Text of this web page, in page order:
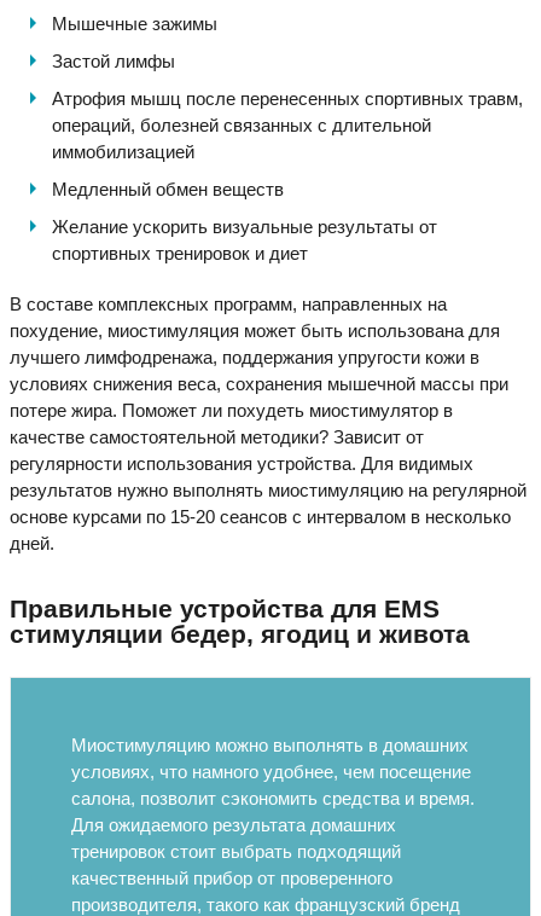
Мышечные зажимы
Застой лимфы
Атрофия мышц после перенесенных спортивных травм,
операций, болезней связанных с длительной
иммобилизацией
Медленный обмен веществ
Желание ускорить визуальные результаты от
спортивных тренировок и диет
В составе комплексных программ, направленных на
похудение, миостимуляция может быть использована для
лучшего лимфодренажа, поддержания упругости кожи в
условиях снижения веса, сохранения мышечной массы при
потере жира. Поможет ли похудеть миостимулятор в
качестве самостоятельной методики? Зависит от
регулярности использования устройства. Для видимых
результатов нужно выполнять миостимуляцию на регулярной
основе курсами по 15-20 сеансов с интервалом в несколько
дней.
Правильные устройства для EMS
стимуляции бедер, ягодиц и живота
Миостимуляцию можно выполнять в домашних
условиях, что намного удобнее, чем посещение
салона, позволит сэкономить средства и время.
Для ожидаемого результата домашних
тренировок стоит выбрать подходящий
качественный прибор от проверенного
производителя, такого как французский бренд